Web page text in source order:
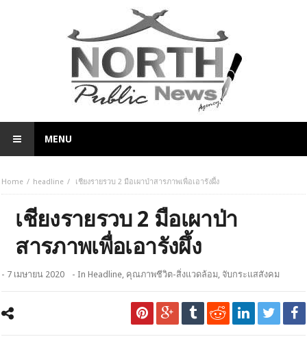
MENU
Home headline เชียงรายรวบ 2 มือเผาป่าสารภาพเพื่อเอารังผึ้ง
เชียงรายรวบ 2 มือเผาป่า
สารภาพเพื่อเอารังผึ้ง
- 7 เมษายน 2020 - InHeadline, คุณภาพชีวิต-สิ่งแวดล้อม, จับกระแสสังคม